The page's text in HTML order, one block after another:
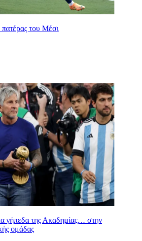
του Μέσι
της Ακαδημίας… στην
ομάδας